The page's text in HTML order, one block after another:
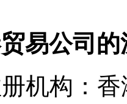
公司的
构：香